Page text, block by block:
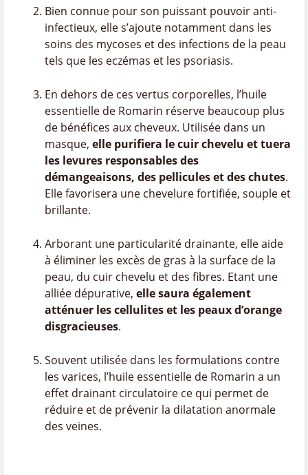
Bien connue pour son puissant pouvoir anti-
infectieux, elle s’ajoute notamment dans les
soins des mycoses et des infections de la peau
tels que les eczémas et les psoriasis.
En dehors de ces vertus corporelles, l’huile
essentielle de Romarin réserve beaucoup plus
de bénéfices aux cheveux. Utilisée dans un
masque, elle purifiera le cuir chevelu et tuera
les levures responsables des
démangeaisons, des pellicules et des chutes.
Elle favorisera une chevelure fortifiée, souple et
brillante.
Arborant une particularité drainante, elle aide
à éliminer les excès de gras à la surface de la
peau, du cuir chevelu et des fibres. Etant une
alliée dépurative, elle saura également
atténuer les cellulites et les peaux d’orange
disgracieuses.
Souvent utilisée dans les formulations contre
les varices, l’huile essentielle de Romarin a un
effet drainant circulatoire ce qui permet de
réduire et de prévenir la dilatation anormale
des veines.